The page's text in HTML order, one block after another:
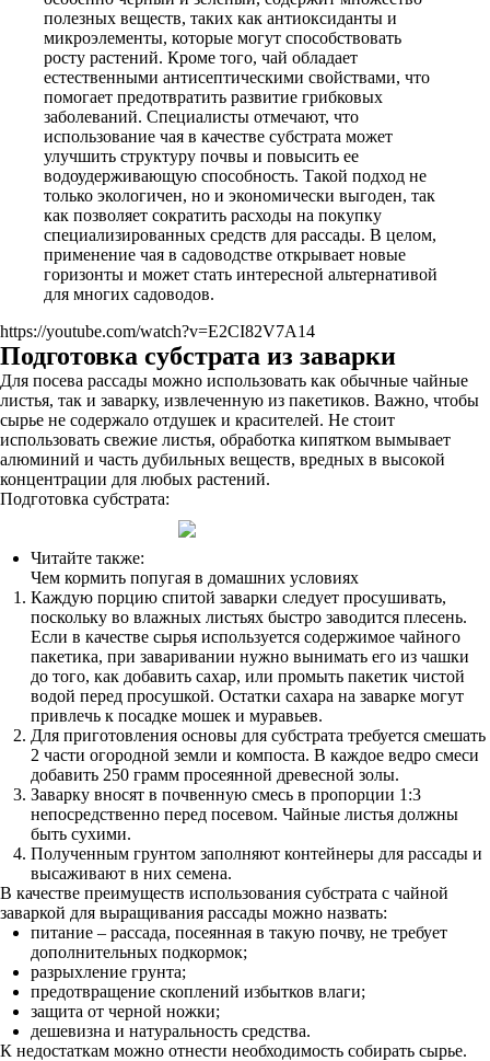
полезных веществ, таких как антиоксиданты и
микроэлементы, которые могут способствовать
росту растений. Кроме того, чай обладает
естественными антисептическими свойствами, что
помогает предотвратить развитие грибковых
заболеваний. Специалисты отмечают, что
использование чая в качестве субстрата может
улучшить структуру почвы и повысить ее
водоудерживающую способность. Такой подход не
только экологичен, но и экономически выгоден, так
как позволяет сократить расходы на покупку
специализированных средств для рассады. В целом,
применение чая в садоводстве открывает новые
горизонты и может стать интересной альтернативой
для многих садоводов.
https://youtube.com/watch?v=E2CI82V7A14
Подготовка субстрата из заварки
Для посева рассады можно использовать как обычные чайные
листья, так и заварку, извлеченную из пакетиков. Важно, чтобы
сырье не содержало отдушек и красителей. Не стоит
использовать свежие листья, обработка кипятком вымывает
алюминий и часть дубильных веществ, вредных в высокой
концентрации для любых растений.
Подготовка субстрата:
Читайте также:
Чем кормить попугая в домашних условиях
Каждую порцию спитой заварки следует просушивать,
поскольку во влажных листьях быстро заводится плесень.
Если в качестве сырья используется содержимое чайного
пакетика, при заваривании нужно вынимать его из чашки
до того, как добавить сахар, или промыть пакетик чистой
водой перед просушкой. Остатки сахара на заварке могут
привлечь к посадке мошек и муравьев.
Для приготовления основы для субстрата требуется смешать
2 части огородной земли и компоста. В каждое ведро смеси
добавить 250 грамм просеянной древесной золы.
Заварку вносят в почвенную смесь в пропорции 1:3
непосредственно перед посевом. Чайные листья должны
быть сухими.
Полученным грунтом заполняют контейнеры для рассады и
высаживают в них семена.
В качестве преимуществ использования субстрата с чайной
заваркой для выращивания рассады можно назвать:
питание – рассада, посеянная в такую почву, не требует
дополнительных подкормок;
разрыхление грунта;
предотвращение скоплений избытков влаги;
защита от черной ножки;
дешевизна и натуральность средства.
К недостаткам можно отнести необходимость собирать сырье.